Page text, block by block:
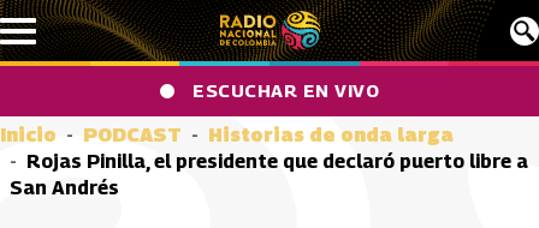
Pasar al contenido principal
ESCUCHAR EN VIVO
Inicio PODCAST
Historias de onda larga
Rojas Pinilla, el presidente que declaró puerto libre a
San Andrés